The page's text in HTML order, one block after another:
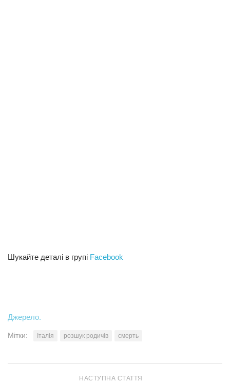
Шукайте деталі в групі Facebook
Джерело.
Мітки: Італія розшук родичів смерть
НАСТУПНА СТАТТЯ